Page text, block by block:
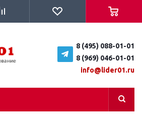
8 (495) 088-01-01
8 (969) 046-01-01
info@lider01.ru